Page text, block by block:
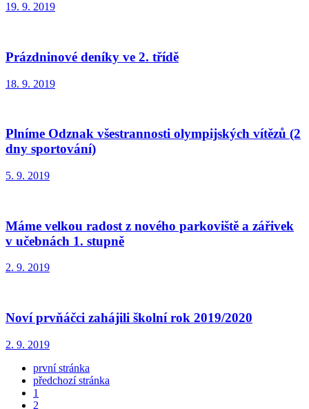
19. 9. 2019
Prázdninové deníky ve 2. třídě
18. 9. 2019
Plníme Odznak všestrannosti olympijských vítězů (2
dny sportování)
5. 9. 2019
Máme velkou radost z nového parkoviště a zářivek
v učebnách 1. stupně
2. 9. 2019
Noví prvňáčci zahájili školní rok 2019/2020
2. 9. 2019
první stránka
předchozí stránka
1
2